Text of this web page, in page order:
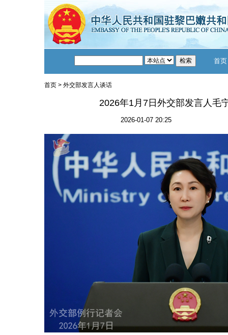
首页
首页> 外交部发言人谈话
2026年1月7日外交部发言人毛
2026-01-07 20:25